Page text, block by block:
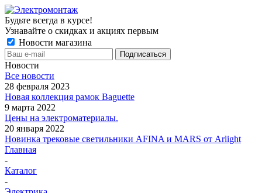
Будьте всегда в курсе!
Узнавайте о скидках и акциях первым
Новости магазина
Новости
Все новости
28 февраля 2023
Новая коллекция рамок Baguette
9 марта 2022
Цены на электроматериалы.
20 января 2022
Новинка трековые светильники AFINA и MARS от Arlight
Главная
-
Каталог
-